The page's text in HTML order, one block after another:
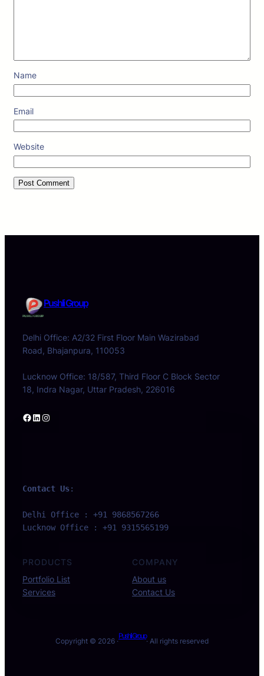
Name
Email
Website
Pushli Group
Delhi Office: A2/32 First Floor Main Wazirabad
Road, Bhajanpura, 110053
Lucknow Office: 18/587, Third Floor C Block Sector
18, Indra Nagar, Uttar Pradesh, 226016
Facebook LinkedIn Instagram
Contact Us:
Delhi Office : +91 9868567266
Lucknow Office : +91 9315565199
PRODUCTS
Portfolio List
Services
COMPANY
About us
Contact Us
Copyright © 2026 ·
Pushli Group
· All rights reserved